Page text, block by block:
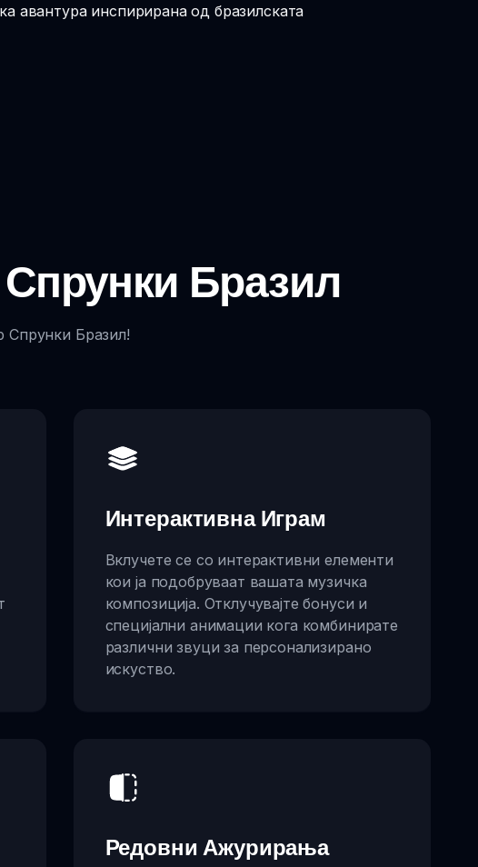
авантура инспирирана од бразилската
Бразил
Спрунки Бразил!
Интерактивна Играм
Вклучете се со интерактивни елементи
кои ја подобруваат вашата музичка
композиција. Отклучувајте бонуси и
специјални анимации кога комбинирате
различни звуци за персонализирано
искуство.
Редовни Ажурирања